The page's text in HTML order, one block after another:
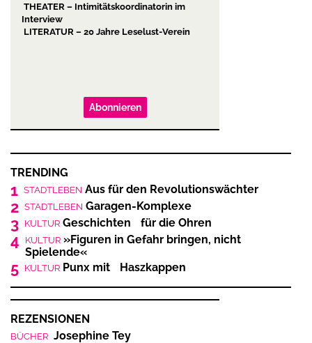
THEATER – Intimitätskoordinatorin im
Interview
LITERATUR – 20 Jahre Leselust-Verein
Abonnieren
TRENDING
1 STADTLEBEN Aus für den Revolutionswächter
2 STADTLEBEN Garagen-Komplexe
3 KULTUR Geschichten für die Ohren
4 KULTUR »Figuren in Gefahr bringen, nicht
Spielende«
5 KULTUR Punx mit Haszkappen
REZENSIONEN
BÜCHER Josephine Tey